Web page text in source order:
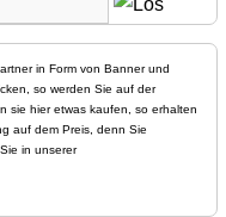
in Form von Banner und
so werden Sie auf der
sie hier etwas kaufen, so erhalten
auf dem Preis, denn Sie
in unserer